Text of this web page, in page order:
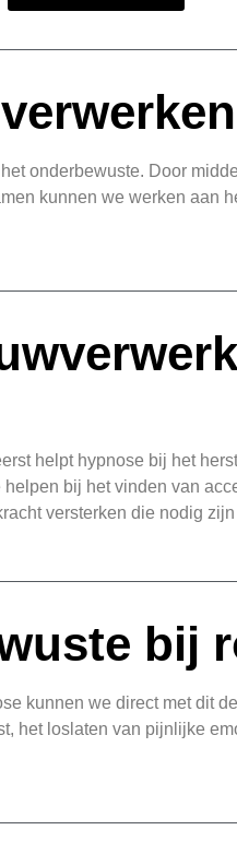
onderbewuste. Door
kunnen we werken aan
helpt hypnose bij het
bij het vinden van
versterken die nodig
bij
kunnen we direct met dit
het loslaten van pijnlijke